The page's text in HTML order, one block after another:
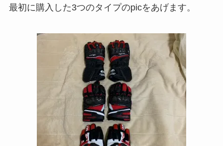
最初に購入した3つのタイプのpicをあげます。